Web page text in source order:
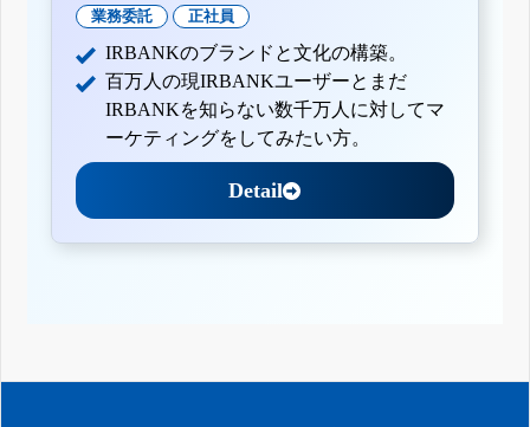
業務委託 正社員
IRBANKのブランドと文化の構築。
百万人の現IRBANKユーザーとまだ
IRBANKを知らない数千万人に対してマ
ーケティングをしてみたい方。
Detail